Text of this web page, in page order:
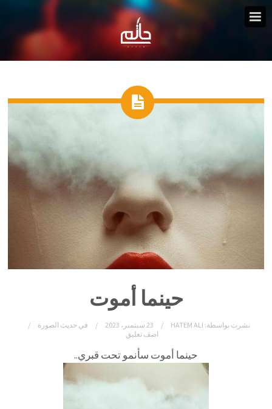
حينما أموت
نشرت بواسطة: HATEM ALI 23 سبتمبر، 2023 في حديث الصورة
اضف تعليق
حينما أموت سأنمو تحت قبري..